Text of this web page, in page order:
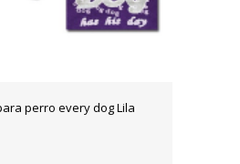
perro every dog Lila